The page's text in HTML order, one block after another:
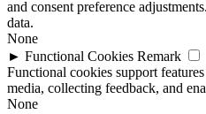
and consent preference
data.
None
► Functional Cookies Remark
Functional cookies support
media, collecting feedback, and
None